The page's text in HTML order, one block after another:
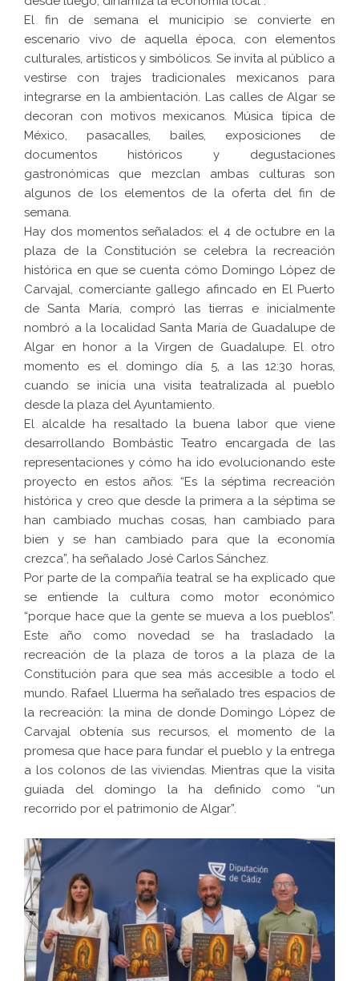
El fin de semana el municipio se convierte en
escenario vivo de aquella época, con elementos
culturales, artísticos y simbólicos. Se invita al público a
vestirse con trajes tradicionales mexicanos para
integrarse en la ambientación. Las calles de Algar se
decoran con motivos mexicanos. Música típica de
México, pasacalles, bailes, exposiciones de
documentos históricos y degustaciones
gastronómicas que mezclan ambas culturas son
algunos de los elementos de la oferta del fin de
semana.
Hay dos momentos señalados: el 4 de octubre en la
plaza de la Constitución se celebra la recreación
histórica en que se cuenta cómo Domingo López de
Carvajal, comerciante gallego afincado en El Puerto
de Santa María, compró las tierras e inicialmente
nombró a la localidad Santa María de Guadalupe de
Algar en honor a la Virgen de Guadalupe. El otro
momento es el domingo día 5, a las 12:30 horas,
cuando se inicia una visita teatralizada al pueblo
desde la plaza del Ayuntamiento.
El alcalde ha resaltado la buena labor que viene
desarrollando Bombástic Teatro encargada de las
representaciones y cómo ha ido evolucionando este
proyecto en estos años: “Es la séptima recreación
histórica y creo que desde la primera a la séptima se
han cambiado muchas cosas, han cambiado para
bien y se han cambiado para que la economía
crezca”, ha señalado José Carlos Sánchez.
Por parte de la compañía teatral se ha explicado que
se entiende la cultura como motor económico
“porque hace que la gente se mueva a los pueblos”.
Este año como novedad se ha trasladado la
recreación de la plaza de toros a la plaza de la
Constitución para que sea más accesible a todo el
mundo. Rafael Lluerma ha señalado tres espacios de
la recreación: la mina de donde Domingo López de
Carvajal obtenía sus recursos, el momento de la
promesa que hace para fundar el pueblo y la entrega
a los colonos de las viviendas. Mientras que la visita
guiada del domingo la ha definido como “un
recorrido por el patrimonio de Algar”.